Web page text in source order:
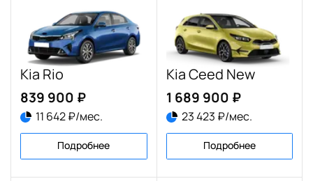
Kia Rio
839 900 ₽
11 642 ₽/мес.
Подробнее
Kia Ceed New
1 689 900 ₽
23 423 ₽/мес.
Подробнее